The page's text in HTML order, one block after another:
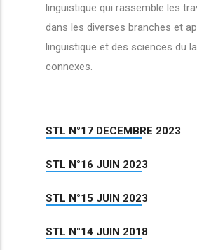
linguistique qui rassemble les
dans les diverses branches et
linguistique et des sciences du
connexes.
STL N°17 DECEMBRE 2023
STL N°16 JUIN 2023
STL N°15 JUIN 2023
STL N°14 JUIN 2018